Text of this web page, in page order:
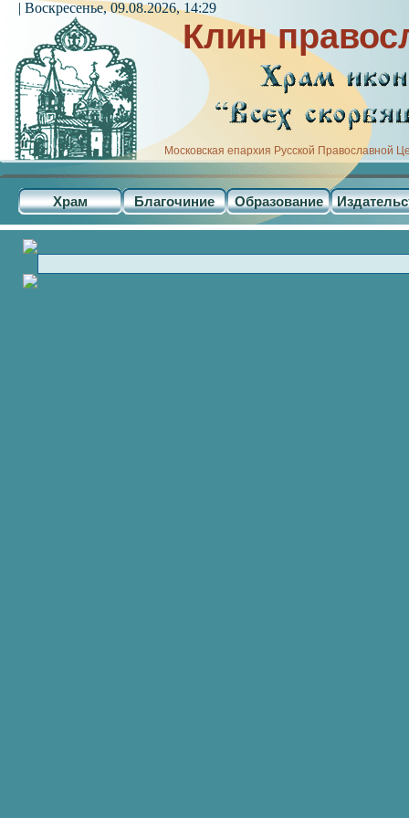
Клин
Московская епархия Русской Православной
Храм Благочиние Образование
| Воскресенье, 09.08.2026, 14:29